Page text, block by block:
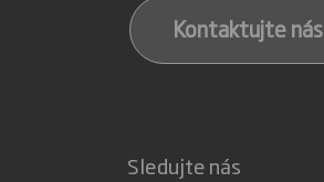
Kontaktujte nás
Sledujte nás